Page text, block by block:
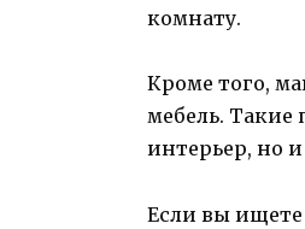
комнату.
Кроме того,
мебель. Такие
интерьер, но
Если вы ищете